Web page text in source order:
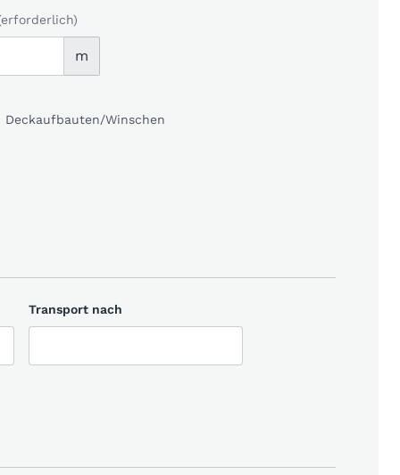
m
Winschen
Transport nach